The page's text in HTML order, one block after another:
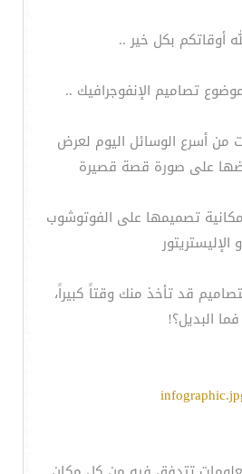
أوقاتكم بكل خير ..
تصاميم الإنفوجرافيك ..
من أسرع الوسائل اليوم لعرض
على صورة قصة قصيرة
تصميمها على الفوتوشوب
الإليستريتور
قد تأخذ منك وقتاً كبيراً،
فما البديل؟!